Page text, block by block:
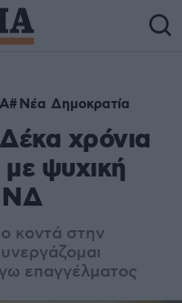
Νέα Δημοκρατία
χρόνια
ψυχική
ΝΔ
κοντά στην
επαγγέλματος